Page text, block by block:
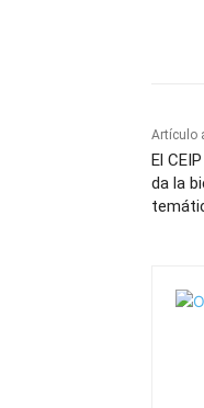
Artículo
El
da la